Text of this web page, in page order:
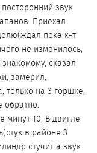
звук
Приехал
пока к-т
не изменилось,
сказал
замерил,
только на 3 горшке,
минут 10, В двигле
в районе 3
стучит а звук